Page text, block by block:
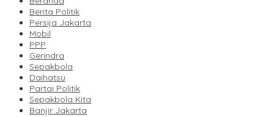
Berita Politik
Persija Jakarta
Mobil
PPP
Gerindra
Sepakbola
Daihatsu
Partai Politik
Sepakbola Kita
Banjir Jakarta